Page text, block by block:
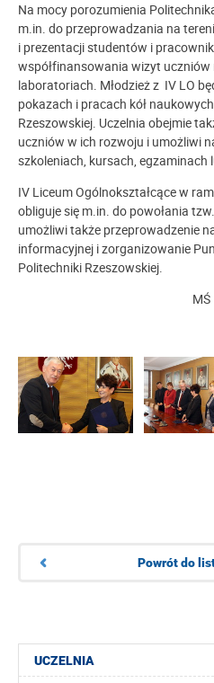
Na mocy porozumienia
m.in. do przeprowadzania na
i prezentacji studentów i
współfinansowania wizyt uczniów
laboratoriach. Młodzież z IV LO
pokazach i pracach kół
Rzeszowskiej. Uczelnia obejmie
uczniów w ich rozwoju i umożliwi
szkoleniach, kursach,
IV Liceum Ogólnokształcące w
obliguje się m.in. do powołania
umożliwi także przeprowadzenie
informacyjnej i zorganizowanie
Politechniki Rzeszowskiej.
MŚ
Powrót do
UCZELNIA